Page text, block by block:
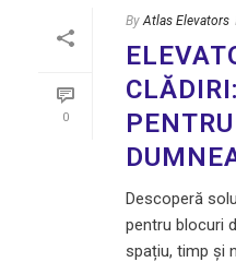
0
By Atlas Elevators
Descoperă
pentru blocuri
spațiu, timp și